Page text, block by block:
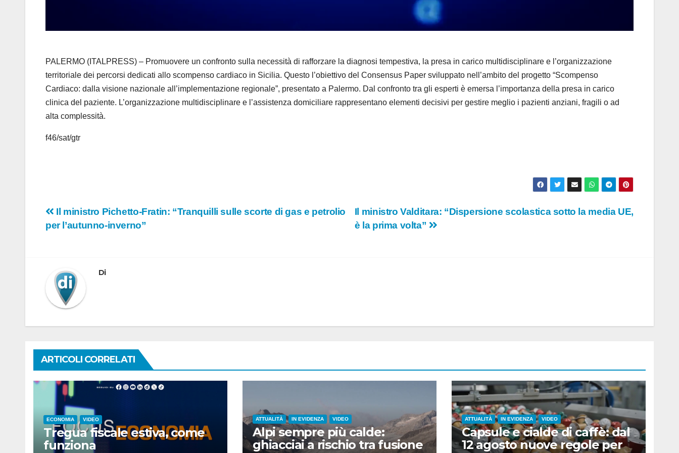
e
o
PALERMO (ITALPRESS) – Promuovere un confronto sulla necessità di rafforzare la diagnosi tempestiva, la presa in carico multidisciplinare e l’organizzazione
territoriale dei percorsi dedicati allo scompenso cardiaco in Sicilia. Questo l’obiettivo del Consensus Paper sviluppato nell’ambito del progetto “Scompenso
Cardiaco: dalla visione nazionale all’implementazione regionale”, presentato a Palermo. Dal confronto tra gli esperti è emersa l’importanza della presa in carico
clinica del paziente. L’organizzazione multidisciplinare e l’assistenza domiciliare rappresentano elementi decisivi per gestire meglio i pazienti anziani, fragili o ad
alta complessità.
f46/sat/gtr
Navigazione
articoli
Il ministro Valditara: “Dispersione scolastica sotto la media UE,
è la prima volta”
Il ministro Pichetto-Fratin: “Tranquilli sulle scorte di gas e petrolio
per l’autunno-inverno”
Di
ARTICOLI CORRELATI
ECONOMIA VIDEO
Tregua fiscale estiva, come
funziona
ATTUALITÀ IN EVIDENZA VIDEO
Alpi sempre più calde:
ghiacciai a rischio tra fusione
ATTUALITÀ IN EVIDENZA VIDEO
Capsule e cialde di caffè: dal
12 agosto nuove regole per